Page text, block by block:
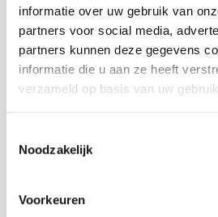
informatie over uw gebruik van
partners voor social media,
partners kunnen deze gegevens
informatie die u aan ze heeft
verzameld op basis van uw
Noodzakelijk
Voorkeuren
op zoek naar een
Een ambachtelijke
streek brouwt sindsdien
degustatiebier van hoge
gebrouwen enkel met